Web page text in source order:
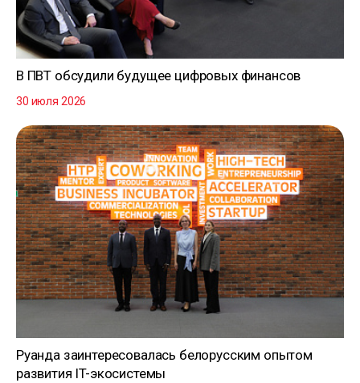
В ПВТ обсудили будущее цифровых финансов
30 июля 2026
Руанда заинтересовалась белорусским опытом
развития IT-экосистемы